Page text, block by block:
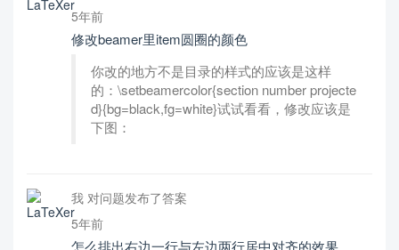
5年前
修改beamer里item圆圈的颜色
你改的地方不是目录的样式的应该是这样
的：\setbeamercolor{section number projecte
d}{bg=black,fg=white}试试看看，修改应该是
下图：
我 对问题发布了答案
5年前
怎么排出右边一行与左边两行居中对齐的效果